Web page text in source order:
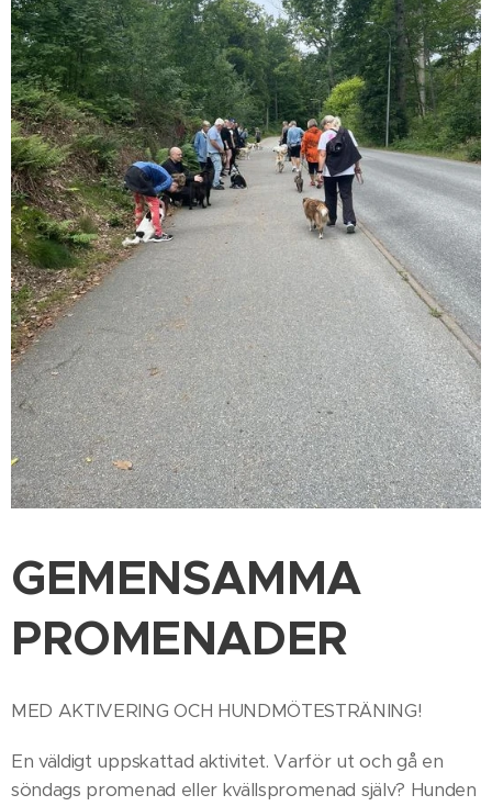
GEMENSAMMA
PROMENADER
MED AKTIVERING OCH HUNDMÖTESTRÄNING!
En väldigt uppskattad aktivitet. Varför ut och gå en
söndags promenad eller kvällspromenad själv? Hunden